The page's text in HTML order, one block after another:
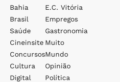
Bahia
Brasil
Saúde
Cineinsite
Concursos
Cultura
Digital
E.c. Vitória
Empregos
Gastronomia
Muito
Mundo
Opinião
Política